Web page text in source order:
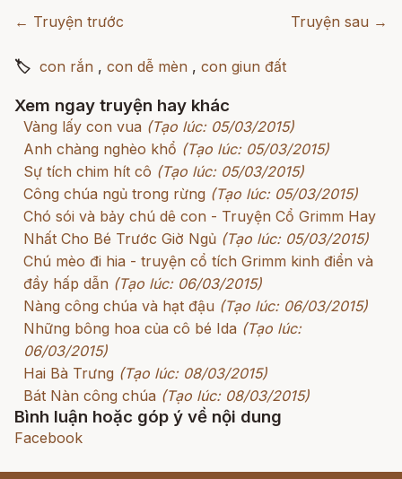
← Truyện trước Truyện sau →
🏷 con rắn , con dễ mèn , con giun đất
Xem ngay truyện hay khác
Vàng lấy con vua (Tạo lúc: 05/03/2015)
Anh chàng nghèo khổ (Tạo lúc: 05/03/2015)
Sự tích chim hít cô (Tạo lúc: 05/03/2015)
Công chúa ngủ trong rừng (Tạo lúc: 05/03/2015)
Chó sói và bảy chú dê con - Truyện Cổ Grimm Hay
Nhất Cho Bé Trước Giờ Ngủ (Tạo lúc: 05/03/2015)
Chú mèo đi hia - truyện cổ tích Grimm kinh điển và
đầy hấp dẫn (Tạo lúc: 06/03/2015)
Nàng công chúa và hạt đậu (Tạo lúc: 06/03/2015)
Những bông hoa của cô bé Ida (Tạo lúc:
06/03/2015)
Hai Bà Trưng (Tạo lúc: 08/03/2015)
Bát Nàn công chúa (Tạo lúc: 08/03/2015)
Bình luận hoặc góp ý về nội dung
Facebook